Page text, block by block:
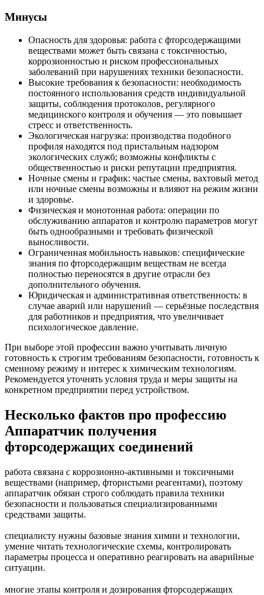
Минусы
Опасность для здоровья: работа с фторсодержащими
веществами может быть связана с токсичностью,
коррозионностью и риском профессиональных
заболеваний при нарушениях техники безопасности.
Высокие требования к безопасности: необходимость
постоянного использования средств индивидуальной
защиты, соблюдения протоколов, регулярного
медицинского контроля и обучения — это повышает
стресс и ответственность.
Экологическая нагрузка: производства подобного
профиля находятся под пристальным надзором
экологических служб; возможны конфликты с
общественностью и риски репутации предприятия.
Ночные смены и график: частые смены, вахтовый метод
или ночные смены возможны и влияют на режим жизни
и здоровье.
Физическая и монотонная работа: операции по
обслуживанию аппаратов и контролю параметров могут
быть однообразными и требовать физической
выносливости.
Ограниченная мобильность навыков: специфические
знания по фторсодержащим веществам не всегда
полностью переносятся в другие отрасли без
дополнительного обучения.
Юридическая и административная ответственность: в
случае аварий или нарушений — серьёзные последствия
для работников и предприятия, что увеличивает
психологическое давление.
При выборе этой профессии важно учитывать личную
готовность к строгим требованиям безопасности, готовность к
сменному режиму и интерес к химическим технологиям.
Рекомендуется уточнять условия труда и меры защиты на
конкретном предприятии перед устройством.
Несколько фактов про профессию
Аппаратчик получения
фторсодержащих соединений
работа связана с коррозионно-активными и токсичными
веществами (например, фтористыми реагентами), поэтому
аппаратчик обязан строго соблюдать правила техники
безопасности и пользоваться специализированными
средствами защиты.
специалисту нужны базовые знания химии и технологии,
умение читать технологические схемы, контролировать
параметры процесса и оперативно реагировать на аварийные
ситуации.
многие этапы контроля и дозирования фторсодержащих